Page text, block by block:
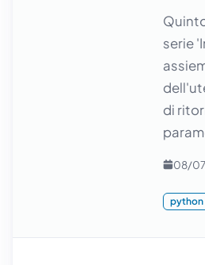
serie
di
08/
python